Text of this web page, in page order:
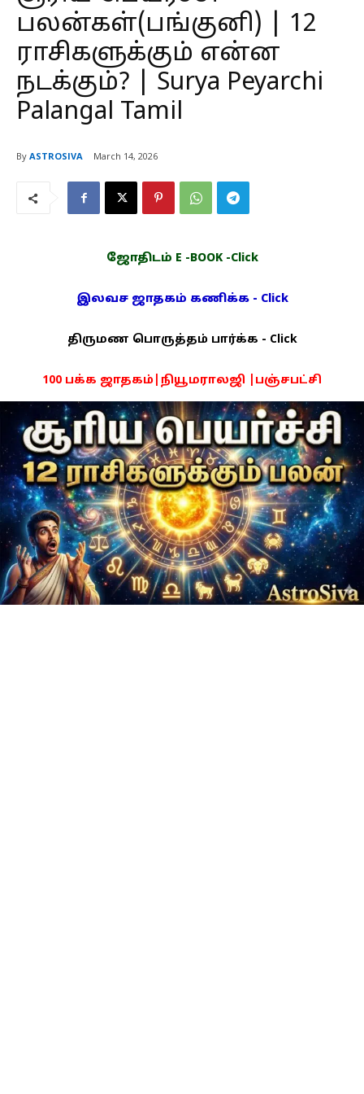
பலன்கள்(பங்குனி) | 12
ராசிகளுக்கும் என்ன
நடக்கும்? | Surya Peyarchi
Palangal Tamil
By ASTROSIVA March 14, 2026
ஜோதிடம் E -BOOK -Click
இலவச ஜாதகம் கணிக்க - Click
திருமண பொருத்தம் பார்க்க - Click
100 பக்க ஜாதகம்|நியூமராலஜி |பஞ்சபட்சி
PDF -72மட்டும் -Click